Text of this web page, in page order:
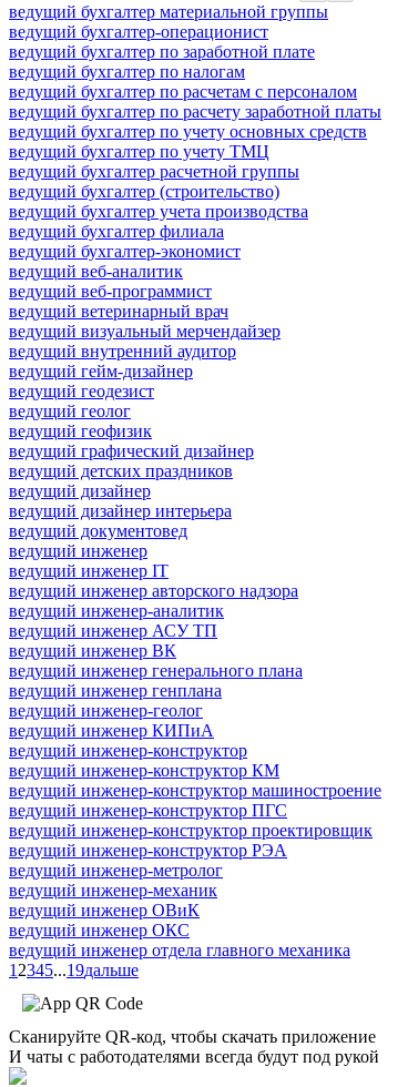
ведущий бухгалтер материальной группы
ведущий бухгалтер-операционист
ведущий бухгалтер по заработной плате
ведущий бухгалтер по налогам
ведущий бухгалтер по расчетам с персоналом
ведущий бухгалтер по расчету заработной платы
ведущий бухгалтер по учету основных средств
ведущий бухгалтер по учету ТМЦ
ведущий бухгалтер расчетной группы
ведущий бухгалтер (строительство)
ведущий бухгалтер учета производства
ведущий бухгалтер филиала
ведущий бухгалтер-экономист
ведущий веб-аналитик
ведущий веб-программист
ведущий ветеринарный врач
ведущий визуальный мерчендайзер
ведущий внутренний аудитор
ведущий гейм-дизайнер
ведущий геодезист
ведущий геолог
ведущий геофизик
ведущий графический дизайнер
ведущий детских праздников
ведущий дизайнер
ведущий дизайнер интерьера
ведущий документовед
ведущий инженер
ведущий инженер IT
ведущий инженер авторского надзора
ведущий инженер-аналитик
ведущий инженер АСУ ТП
ведущий инженер ВК
ведущий инженер генерального плана
ведущий инженер генплана
ведущий инженер-геолог
ведущий инженер КИПиА
ведущий инженер-конструктор
ведущий инженер-конструктор КМ
ведущий инженер-конструктор машиностроение
ведущий инженер-конструктор ПГС
ведущий инженер-конструктор проектировщик
ведущий инженер-конструктор РЭА
ведущий инженер-метролог
ведущий инженер-механик
ведущий инженер ОВиК
ведущий инженер ОКС
ведущий инженер отдела главного механика
1 2345...19дальше
Сканируйте QR-код, чтобы скачать приложение
И чаты с работодателями всегда будут под рукой